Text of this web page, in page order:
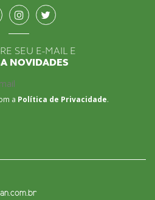
SEU E-MAIL E
NOVIDADES
a Política de Privacidade.